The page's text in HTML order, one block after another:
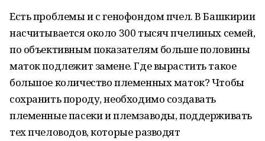
Есть проблемы и с генофондом пчел. В Башкирии
насчитывается около 300 тысяч пчелиных семей,
по объективным показателям больше половины
маток подлежит замене. Где вырастить такое
большое количество племенных маток? Чтобы
сохранить породу, необходимо создавать
племенные пасеки и племзаводы, поддерживать
тех пчеловодов, которые разводят